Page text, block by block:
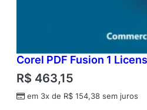
Corel PDF Fusion 1
R$ 463,15
em 3x de R$ 154,38 sem juros